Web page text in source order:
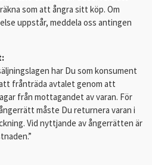
som att ångra sitt köp. Om
uppstår, meddela oss antingen
har Du som konsument
frånträda avtalet genom att
från mottagandet av varan. För
måste Du returnera varan i
Vid nyttjande av ångerrätten är